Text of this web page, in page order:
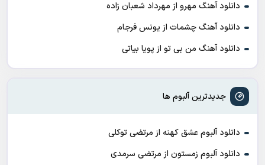
دانلود آهنگ مهرو از مهرداد شعبان زاده
دانلود آهنگ چشمات از یونس فرجام
دانلود آهنگ من بی تو از پویا بیاتی
جدیدترین آلبوم ها
دانلود آلبوم عشق کهنه از مرتضی توکلی
دانلود آلبوم زمستون از مرتضی سرمدی